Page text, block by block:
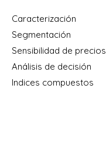
Caracterización
Segmentación
Sensibilidad de precios
Análisis de decisión
Indices compuestos